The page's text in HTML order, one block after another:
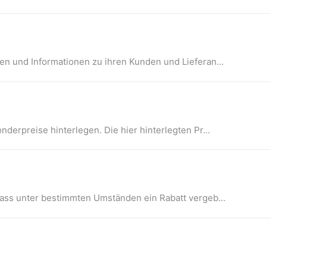
und Informationen zu ihren Kunden und Lieferan...
hinterlegen. Die hier hinterlegten Pr...
unter bestimmten Umständen ein Rabatt vergeb...